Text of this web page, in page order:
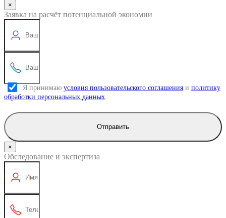
×
Заявка на расчёт потенциальной экономии
Я принимаю условия пользовательского соглашения и политику
обработки персональных данных
Отправить
×
Обследование и экспертиза